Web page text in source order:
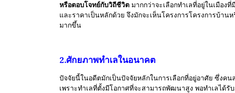
หรือตอบโจทย์กับวิถีชีวิต มากกว่าจะเลือกทำเลที่อยู่ในเมือง
และราคาเป็นหลักด้วย จึงมักจะเห็นโครงการโครงการบ้า
มากขึ้น
2.ศักยภาพทำเลในอนาคต
ปัจจัยนี้ในอดีตมักเป็นปัจจัยหลักในการเลือกที่อยู่อาศัย ซึ่งค
เพราะทำเลที่ตั้งมีโอกาศที่จะสามารถพัฒนาสูง พอทำเลได้